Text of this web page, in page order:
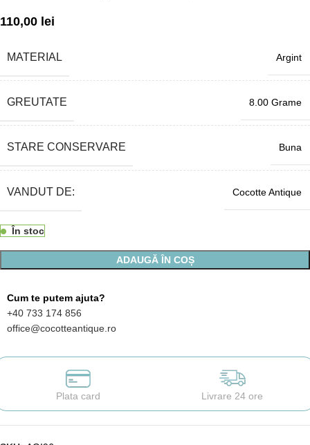
110,00 lei
MATERIAL Argint
GREUTATE 8.00 Grame
STARE CONSERVARE Buna
VANDUT DE: Cocotte Antique
În stoc
ADAUGĂ ÎN COȘ
Cum te putem ajuta?
+40 733 174 856
office@cocotteantique.ro
Plata card Livrare 24 ore